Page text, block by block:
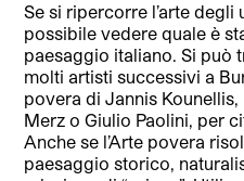
Se si ripercorre l’arte degli
possibile vedere quale è
paesaggio italiano. Si può
molti artisti successivi a
povera di Jannis
Merz o Giulio Paolini, per
Anche se l’Arte povera
paesaggio storico,